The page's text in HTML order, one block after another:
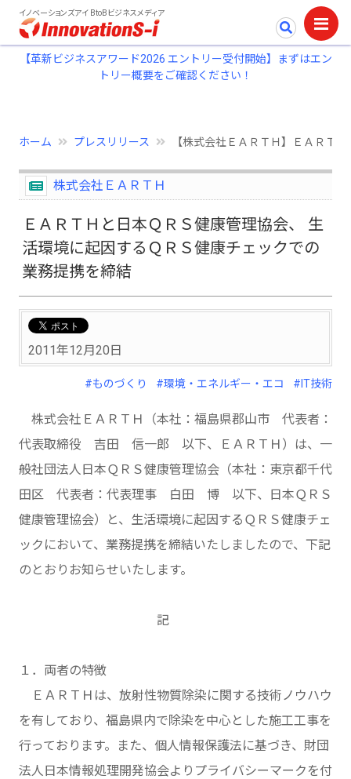
イノベーションズアイ BtoBビジネスメディア
【革新ビジネスアワード2026 エントリー受付開始】まずはエン
トリー概要をご確認ください！
ホーム プレスリリース 【株式会社ＥＡＲＴＨ】ＥＡＲＴ
株式会社ＥＡＲＴＨ
ＥＡＲＴＨと日本ＱＲＳ健康管理協会、 生
活環境に起因するＱＲＳ健康チェックでの
業務提携を締結
2011年12月20日
#ものづくり #環境・エネルギー・エコ #IT技術
株式会社ＥＡＲＴＨ（本社：福島県郡山市 代表者：
代表取締役 吉田 信一郎 以下、ＥＡＲＴＨ）は、一
般社団法人日本ＱＲＳ健康管理協会（本社：東京都千代
田区 代表者：代表理事 白田 博 以下、日本ＱＲＳ
健康管理協会）と、生活環境に起因するＱＲＳ健康チェ
ックにおいて、業務提携を締結いたしましたので、下記
のとおりお知らせいたします。
記
１．両者の特徴
ＥＡＲＴＨは、放射性物質除染に関する技術ノウハウ
を有しており、福島県内で除染を中心とした施工工事を
行っております。また、個人情報保護法に基づき、財団
法人日本情報処理開発協会よりプライバシーマークを付